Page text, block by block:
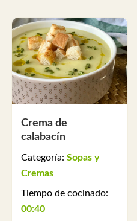
Crema de
calabacín
Categoría: Sopas y
Cremas
Tiempo de cocinado:
00:40